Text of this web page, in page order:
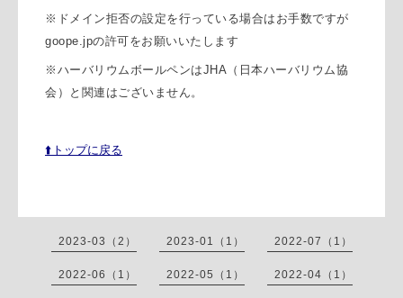
※ ドメイン拒否の設定を行っている場合はお手数ですが
goope.jpの許可をお願いいたします
※ ハーバリウムボールペンはJHA（日本ハーバリウム協
会）と関連はございません。
⬆️トップに戻る
2023-03（2） 2023-01（1） 2022-07（1）
2022-06（1） 2022-05（1） 2022-04（1）